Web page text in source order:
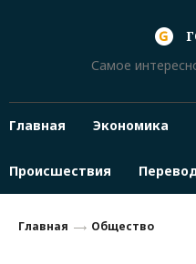
Самое
Главная Экономика
Происшествия
Главная Общество